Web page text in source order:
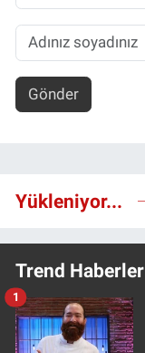
Gönder
Yükleniyor...
Trend Haberler
1